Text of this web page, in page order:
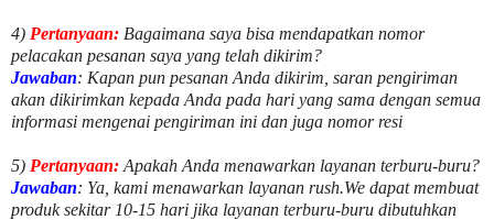
4) Pertanyaan: Bagaimana saya bisa mendapatkan nomor
pelacakan pesanan saya yang telah dikirim?
Jawaban: Kapan pun pesanan Anda dikirim, saran pengiriman
akan dikirimkan kepada Anda pada hari yang sama dengan semua
informasi mengenai pengiriman ini dan juga nomorresi
5) Pertanyaan: Apakah Anda menawarkan layanan terburu-buru?
Jawaban: Ya, kami menawarkan layanan rush.We dapat membuat
produk sekitar 10-15 hari jika layanan terburu-buru dibutuhkan